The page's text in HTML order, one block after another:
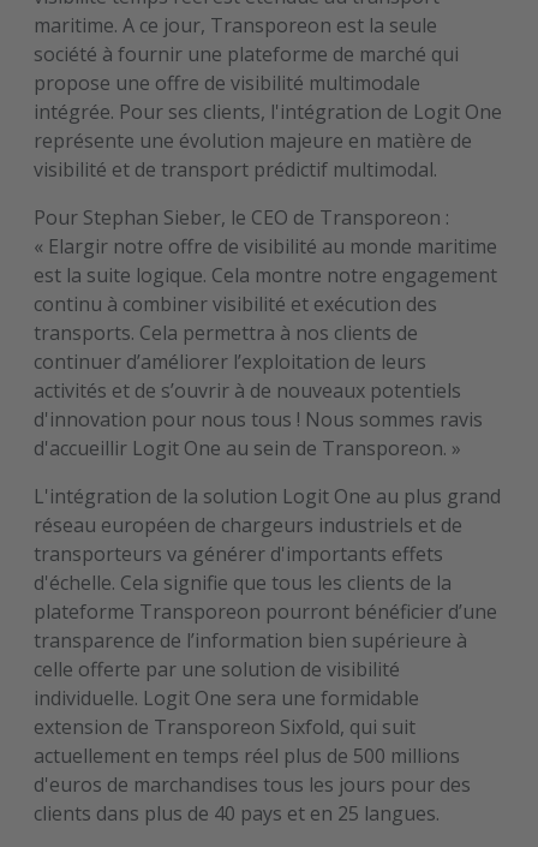
maritime. A ce jour, Transporeon est la seule
société à fournir une plateforme de marché qui
propose une offre de visibilité multimodale
intégrée. Pour ses clients, l'intégration de Logit One
représente une évolution majeure en matière de
visibilité et de transport prédictif multimodal.
Pour Stephan Sieber, le CEO de Transporeon :
« Elargir notre offre de visibilité au monde maritime
est la suite logique. Cela montre notre engagement
continu à combiner visibilité et exécution des
transports. Cela permettra à nos clients de
continuer d’améliorer l’exploitation de leurs
activités et de s’ouvrir à de nouveaux potentiels
d'innovation pour nous tous ! Nous sommes ravis
d'accueillir Logit One au sein de Transporeon. »
L'intégration de la solution Logit One au plus grand
réseau européen de chargeurs industriels et de
transporteurs va générer d'importants effets
d'échelle. Cela signifie que tous les clients de la
plateforme Transporeon pourront bénéficier d’une
transparence de l’information bien supérieure à
celle offerte par une solution de visibilité
individuelle. Logit One sera une formidable
extension de Transporeon Sixfold, qui suit
actuellement en temps réel plus de 500 millions
d'euros de marchandises tous les jours pour des
clients dans plus de 40 pays et en 25 langues.